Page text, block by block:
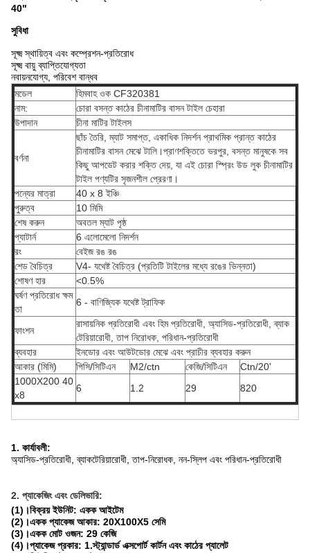
40"
সুবিধা
সূক্ষ্ম স্থায়িত্ব এবং কম্প্রেশন-প্রতিরোধ
সূক্ষ্ম বায়ু ব্যাপ্তিযোগ্যতা
নবায়নযোগ্য, পরিবেশ বান্ধব
মডেল
হিমবাহ ওক CF320381
নাম:
চোরা বসন্ত কাঠের চীনামাটির বাসন টাইল চেহারা
উপাদান
চীনা মাটির টাইলস
বর্ণনা
ছাঁচ তৈরি, ম্যাট সমাপ্ত, একাধিক নিদর্শন প্রাথমিক প্রান্ত কাঠের
চীনামাটির বাসন মেঝে টালি।প্রাণশক্তিতে ভরপুর, বসন্ত মানুষকে সব
কিছু আপডেট করার শক্তি দেয়, যা এই চোরা স্প্রিং উড লুক চীনামাটির
টাইল পণ্যটির সৃজনশীল প্রেরণা।
পন্যের মাত্রা
40 x 8 ইঞ্চি
পুরুত্ব
10 মিমি
শেষ করুন
অবতল ম্যাট পৃষ্ঠ
প্যাটার্ন
6 এলোমেলো নিদর্শন
রং
বেইজ রঙ রঙ
শেড বৈচিত্র
V4- যথেষ্ট বৈচিত্র (প্রতিটি টাইলের মধ্যে রঙের ভিন্নতা)
শোষণ হার
<0.5%
ঘর্ষণ প্রতিরোধ ক্ষম
তা
6 - বাণিজ্যিক যথেষ্ট ট্রাফিক
ফাংশন
রাসায়নিক প্রতিরোধী এবং হিম প্রতিরোধী, অ্যাসিড-প্রতিরোধী, ব্যাক
টেরিয়ারোধী, তাপ নিরোধক, পরিধান-প্রতিরোধী
ব্যবহার
ইনডোর এবং আউটডোর মেঝে এবং প্রাচীর ব্যবহার করুন
আকার (মিমি)
পিসি/সিটিএন M2/ctn কেজি/সিটিএন
Ctn/20'
1000X200 40
x8
6 1.2 29 820
1. কার্যাবলী:
অ্যাসিড-প্রতিরোধী, ব্যাকটেরিয়ারোধী, তাপ-নিরোধক, নন-স্লিপ এবং পরিধান-প্রতিরোধী
2. প্যাকেজিং এবং ডেলিভারি:
(1)।বিক্রয় ইউনিট: একক আইটেম
(2)।একক প্যাকেজ আকার: 20X100X5 সেমি
(3)।একক মোট ওজন: 29 কেজি
(4)।প্যাকেজ প্রকার: 1.স্ট্যান্ডার্ড এক্সপোর্ট কার্টন এবং কাঠের প্যালেট